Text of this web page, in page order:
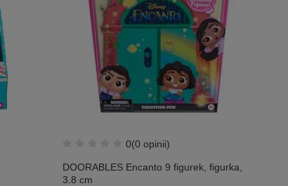
0(0 opinii)
DOORABLES Encanto 9 figurek, figurka,
3.8 cm